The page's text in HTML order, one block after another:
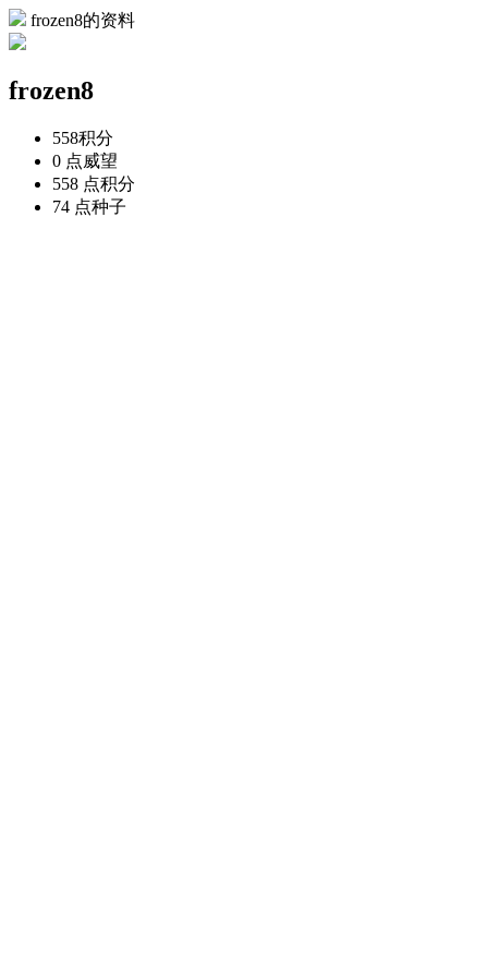
frozen8的资料
frozen8
558积分
0 点威望
558 点积分
74 点种子